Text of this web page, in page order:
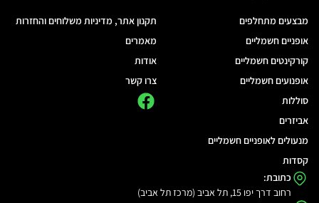
מבצעים מתחלפים
אופניים חשמליים
קורקינטים חשמליים
אופנועים חשמליים
סוללות
אביזרים
מנעולים לאופניים חשמליים
קסדות
תקנון אתר, מדיניות משלוחים והחזרות
מאמרים
אודות
צרו קשר
כתובת:
רחוב דרך יפו 15, תל אביב (מרכז תל אביב)